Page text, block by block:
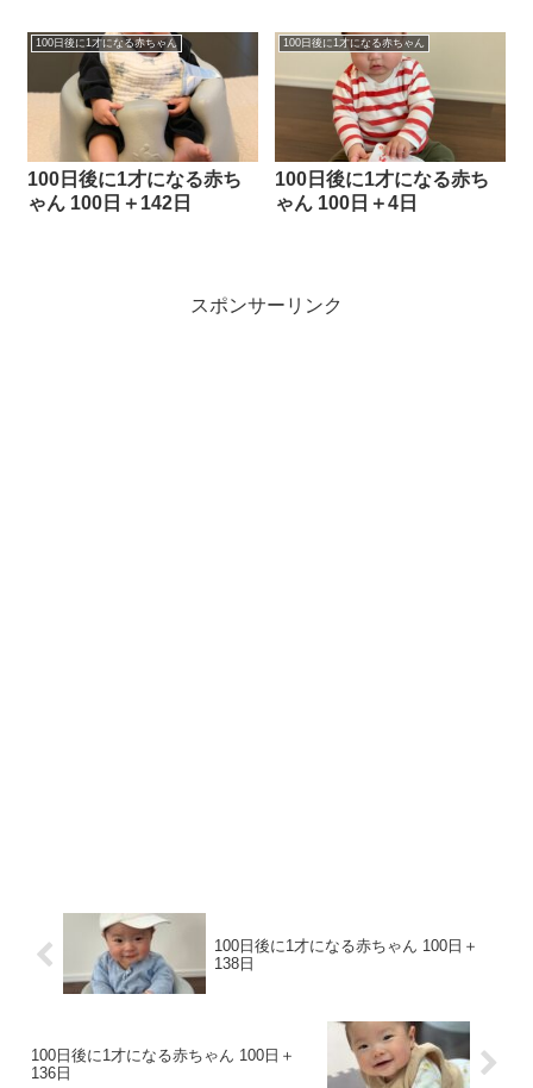
100日後に1才になる赤ちゃん
100日後に1才になる赤ち
ゃん 100日＋142日
100日後に1才になる赤ちゃん
100日後に1才になる赤ち
ゃん 100日＋4日
スポンサーリンク
100日後に1才になる赤ちゃん 100日＋
138日
100日後に1才になる赤ちゃん 100日＋
136日